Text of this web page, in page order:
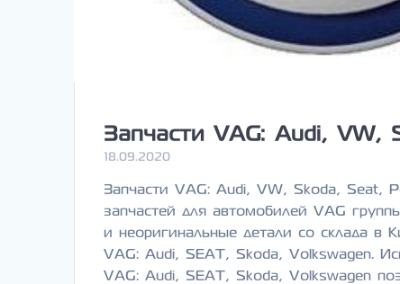
Запчасти VAG: Audi, VW,
18.09.2020
Запчасти VAG: Audi, VW, Skoda, Seat,
запчастей для автомобилей VAG
и неоригинальные детали со склада в
VAG: Audi, SEAT, Skoda, Volkswagen.
VAG: Audi, SEAT, Skoda, Volkswagen